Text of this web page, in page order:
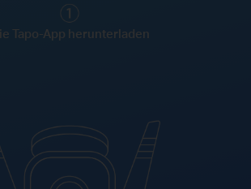
Tapo-App herunterladen